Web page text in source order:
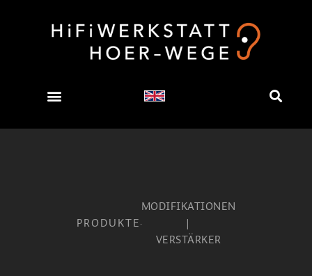
PRODUKTE
MODIFIKATIONEN
|
VERSTÄRKER